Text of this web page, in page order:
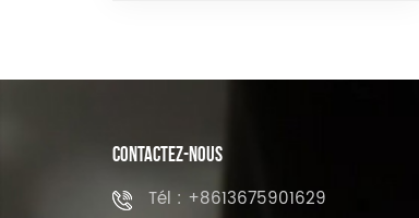
CONTACTEZ-NOUS
Tél : +8613675901629